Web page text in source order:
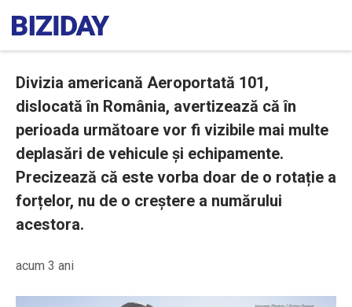
Divizia americană Aeroportată 101,
dislocată în România, avertizează că în
perioada următoare vor fi vizibile mai multe
deplasări de vehicule și echipamente.
Precizează că este vorba doar de o rotație a
forțelor, nu de o creștere a numărului
acestora.
acum 3 ani